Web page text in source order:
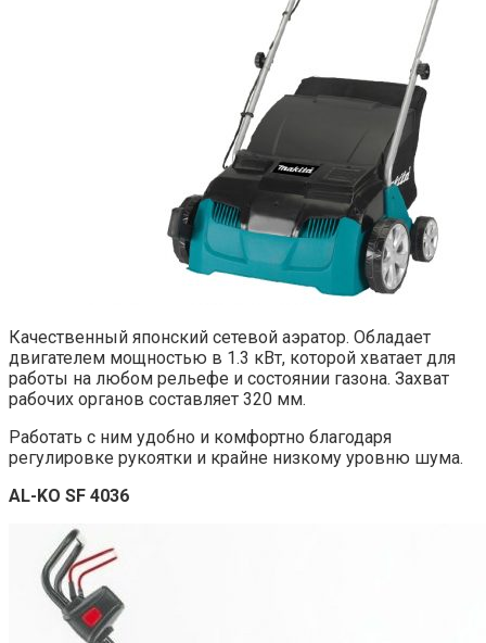
Качественный японский сетевой аэратор. Обладает
двигателем мощностью в 1.3 кВт, которой хватает для
работы на любом рельефе и состоянии газона. Захват
рабочих органов составляет 320 мм.
Работать с ним удобно и комфортно благодаря
регулировке рукоятки и крайне низкому уровню шума.
AL-KO SF 4036